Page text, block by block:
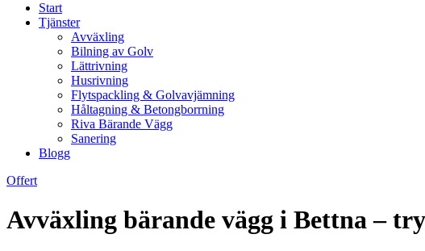
Start
Tjänster
Avväxling
Bilning av Golv
Lättrivning
Husrivning
Flytspackling & Golvavjämning
Håltagning & Betongborrning
Riva Bärande Vägg
Sanering
Blogg
Offert
Avväxling bärande vägg i Bettna –